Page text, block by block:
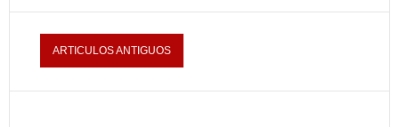
ARTICULOS ANTIGUOS